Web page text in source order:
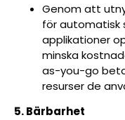
Genom att
för automatisk
applikationer
minska
as-you-go
resurser de
5. Bärbarhet